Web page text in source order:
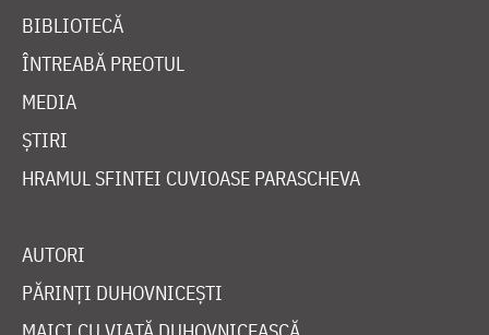
BIBLIOTECĂ
ÎNTREABĂ PREOTUL
MEDIA
ȘTIRI
HRAMUL SFINTEI CUVIOASE PARASCHEVA
AUTORI
PĂRINȚI DUHOVNICEȘTI